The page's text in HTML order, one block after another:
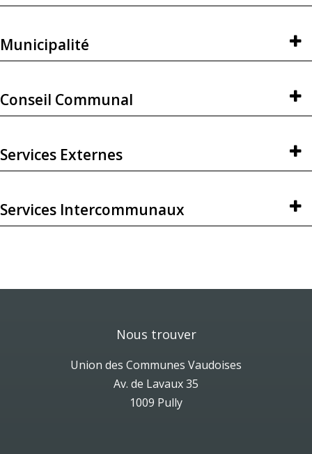
Municipalité
Conseil Communal
Services Externes
Services Intercommunaux
Nous trouver
Union des Communes Vaudoises
Av. de Lavaux 35
1009 Pully